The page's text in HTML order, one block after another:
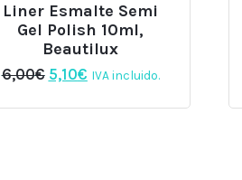
Liner Esmalte Semi
Gel Polish 10ml,
Beautilux
6,00€ El
original
5,10€El
actual
IVA incluido.